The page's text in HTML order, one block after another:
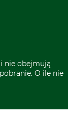
nie obejmują
O ile nie